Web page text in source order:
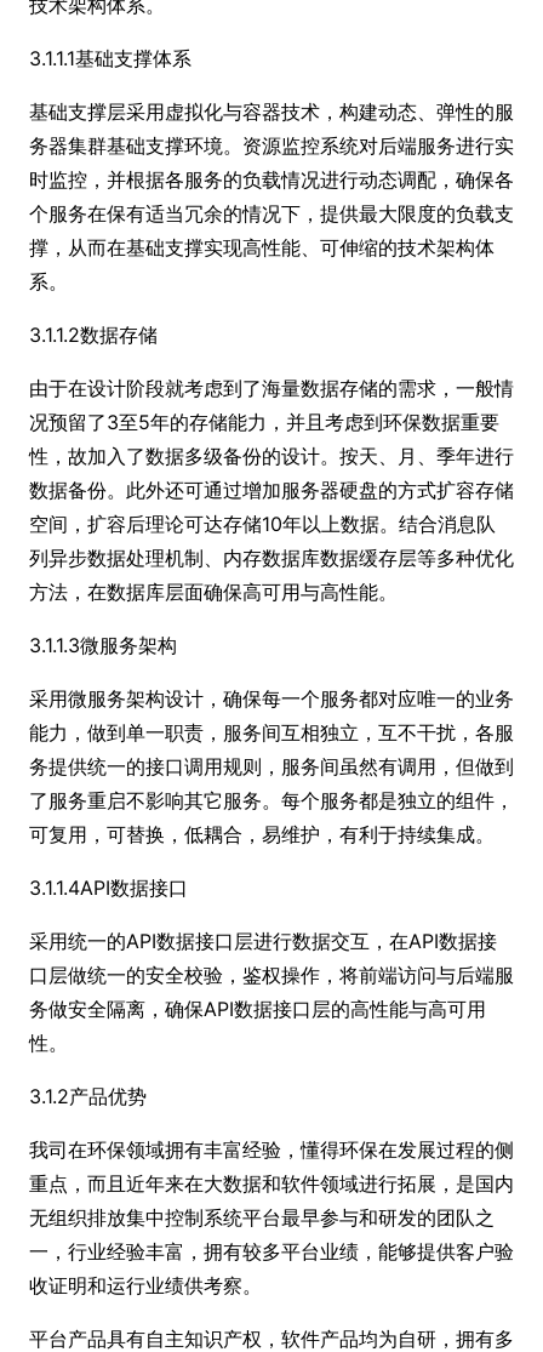
3.1.1.1基础支撑体系
基础支撑层采用虚拟化与容器技术，构建动态、弹性的服
务器集群基础支撑环境。资源监控系统对后端服务进行实
时监控，并根据各服务的负载情况进行动态调配，确保各
个服务在保有适当冗余的情况下，提供最大限度的负载支
撑，从而在基础支撑实现高性能、可伸缩的技术架构体
系。
3.1.1.2数据存储
由于在设计阶段就考虑到了海量数据存储的需求，一般情
况预留了3至5年的存储能力，并且考虑到环保数据重要
性，故加入了数据多级备份的设计。按天、月、季年进行
数据备份。此外还可通过增加服务器硬盘的方式扩容存储
空间，扩容后理论可达存储10年以上数据。结合消息队
列异步数据处理机制、内存数据库数据缓存层等多种优化
方法，在数据库层面确保高可用与高性能。
3.1.1.3微服务架构
采用微服务架构设计，确保每一个服务都对应唯一的业务
能力，做到单一职责，服务间互相独立，互不干扰，各服
务提供统一的接口调用规则，服务间虽然有调用，但做到
了服务重启不影响其它服务。每个服务都是独立的组件，
可复用，可替换，低耦合，易维护，有利于持续集成。
3.1.1.4API数据接口
采用统一的API数据接口层进行数据交互，在API数据接
口层做统一的安全校验，鉴权操作，将前端访问与后端服
务做安全隔离，确保API数据接口层的高性能与高可用
性。
3.1.2产品优势
我司在环保领域拥有丰富经验，懂得环保在发展过程的侧
重点，而且近年来在大数据和软件领域进行拓展，是国内
无组织排放集中控制系统平台最早参与和研发的团队之
一，行业经验丰富，拥有较多平台业绩，能够提供客户验
收证明和运行业绩供考察。
平台产品具有自主知识产权，软件产品均为自研，拥有多